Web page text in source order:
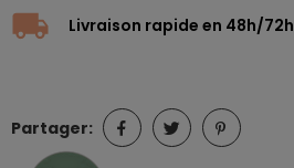
Livraison rapide en 48h/72h
Partager: